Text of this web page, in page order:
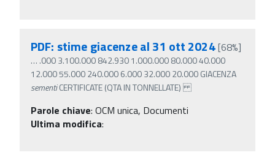
PDF: stime giacenze al 31 ott 2024[68%]
… .000 3.100.000 842.930 1.000.000 80.000 40.000
12.000 55.000 240.000 6.000 32.000 20.000 GIACENZA
sementiCERTIFICATE (QTA IN TONNELLATE)
Parole chiave: OCM unica, Documenti
Ultima modifica: